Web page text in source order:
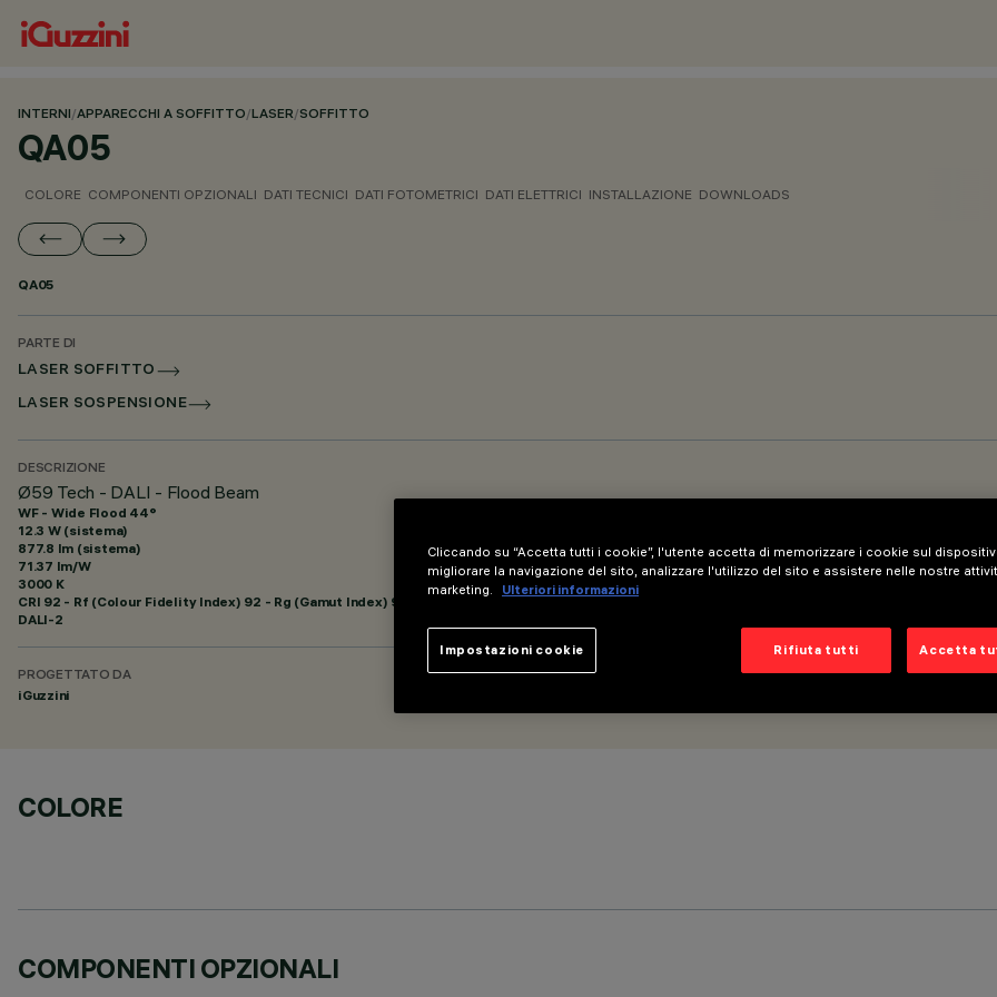
INTERNI/APPARECCHI A SOFFITTO/LASER/SOFFITTO
QA05
COLORE COMPONENTI OPZIONALI DATI TECNICI DATI FOTOMETRICI DATI ELETTRICI INSTALLAZIONE DOWNLOADS
QA05
PARTE DI
LASER SOFFITTO
LASER SOSPENSIONE
DESCRIZIONE
Ø59 Tech - DALI - Flood Beam
WF - Wide Flood 44°
12.3 W (sistema)
877.8 lm (sistema)
71.37 lm/W
3000 K
CRI 92 - Rf (Colour Fidelity Index) 92 - Rg (Gamut Index) 99
DALI-2
PROGETTATO DA
iGuzzini
COLORE
COMPONENTI OPZIONALI
Cliccando su “Accetta tutti i cookie”, l'utente accetta di memorizzare i cookie sul
migliorare la navigazione del sito, analizzare l'utilizzo del sito e assistere nelle nostre
marketing.
Ulteriori informazioni
Rifiuta tutti Accetta
Impostazioni cookie